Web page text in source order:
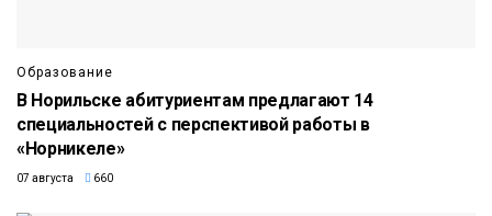
Образование
В Норильске абитуриентам предлагают 14
специальностей с перспективой работы в
«Норникеле»
07 августа 660